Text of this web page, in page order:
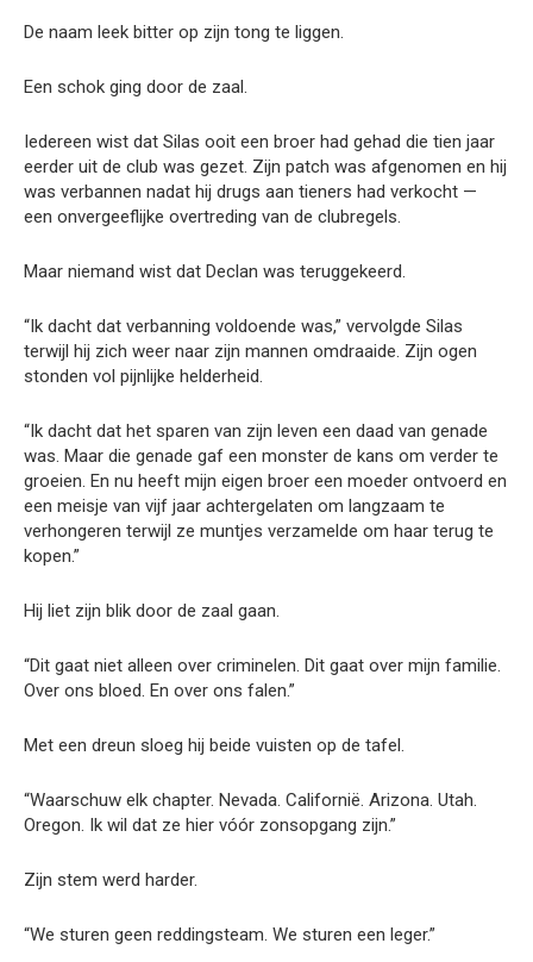
De naam leek bitter op zijn tong te liggen.
Een schok ging door de zaal.
Iedereen wist dat Silas ooit een broer had gehad die tien jaar
eerder uit de club was gezet. Zijn patch was afgenomen en hij
was verbannen nadat hij drugs aan tieners had verkocht —
een onvergeeflijke overtreding van de clubregels.
Maar niemand wist dat Declan was teruggekeerd.
“Ik dacht dat verbanning voldoende was,” vervolgde Silas
terwijl hij zich weer naar zijn mannen omdraaide. Zijn ogen
stonden vol pijnlijke helderheid.
“Ik dacht dat het sparen van zijn leven een daad van genade
was. Maar die genade gaf een monster de kans om verder te
groeien. En nu heeft mijn eigen broer een moeder ontvoerd en
een meisje van vijf jaar achtergelaten om langzaam te
verhongeren terwijl ze muntjes verzamelde om haar terug te
kopen.”
Hij liet zijn blik door de zaal gaan.
“Dit gaat niet alleen over criminelen. Dit gaat over mijn familie.
Over ons bloed. En over ons falen.”
Met een dreun sloeg hij beide vuisten op de tafel.
“Waarschuw elk chapter. Nevada. Californië. Arizona. Utah.
Oregon. Ik wil dat ze hier vóór zonsopgang zijn.”
Zijn stem werd harder.
“We sturen geen reddingsteam. We sturen een leger.”